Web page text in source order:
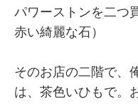
パワーストンを二つ
赤い綺麗な石）
そのお店の二階で、
は、茶色いひもで。